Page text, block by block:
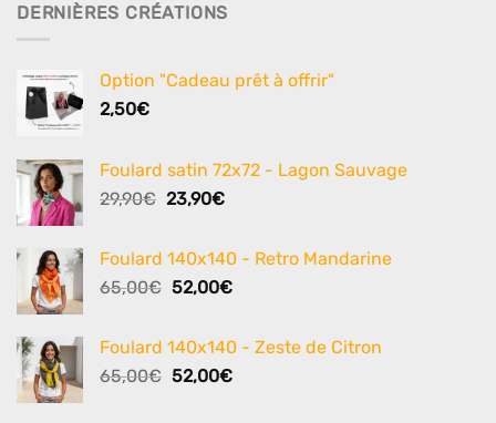
DERNIÈRES CRÉATIONS
Option "Cadeau prêt à offrir"
2,50€
Foulard satin 72x72 - Lagon Sauvage
29,90€ Le
était :
29,90€.
23,90€Le
est :
23,90€.
Foulard 140x140 - Retro Mandarine
65,00€ Le
était :
65,00€.
52,00€Le
est :
52,00€.
Foulard 140x140 - Zeste de Citron
65,00€ Le
52,00€Le